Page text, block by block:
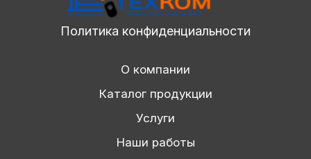
Политика конфиденциальности
О компании
Каталог продукции
Услуги
Наши работы